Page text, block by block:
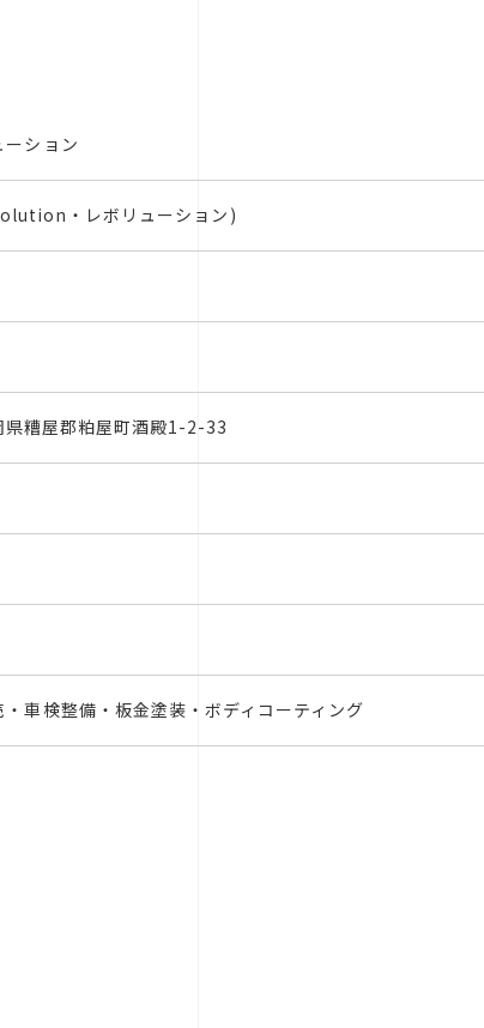
ション
・レボリューション)
糟屋郡粕屋町酒殿1-2-33
車検整備・板金塗装・ボディコーティング